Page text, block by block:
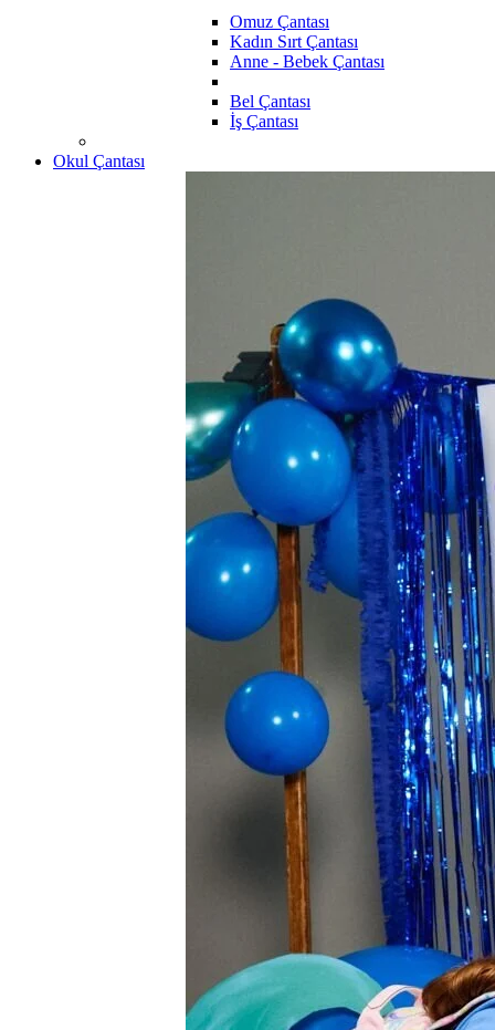
Omuz Çantası
Kadın Sırt Çantası
Anne - Bebek Çantası
Bel Çantası
İş Çantası
Okul Çantası